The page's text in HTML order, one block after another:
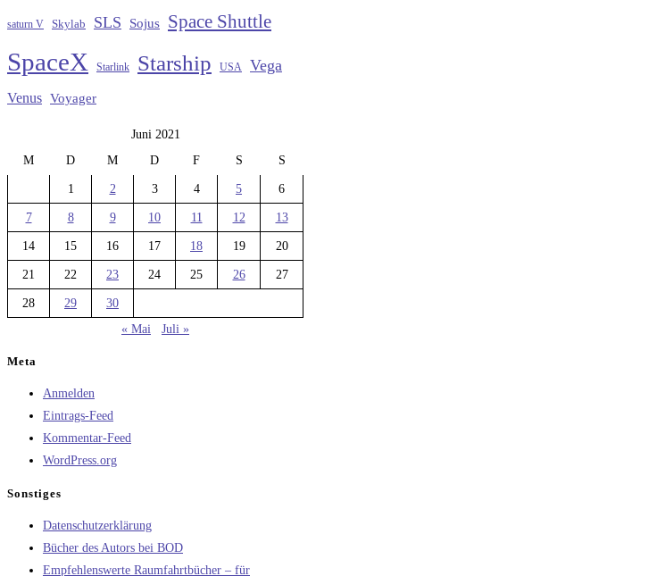
saturn V Skylab SLS Sojus Space Shuttle
SpaceX Starlink Starship USA Vega
Venus Voyager
Juni 2021
M
D M D F S S
1 2 3 4 5 6
7 8 9 10 11 12 13
14 15 16 17 18 19 20
21 22 23 24 25 26 27
28 29
30
« Mai
Juli »
Meta
Anmelden
Eintrags-Feed
Kommentar-Feed
WordPress.org
Sonstiges
Datenschutzerklärung
Bücher des Autors bei BOD
Empfehlenswerte Raumfahrtbücher – für